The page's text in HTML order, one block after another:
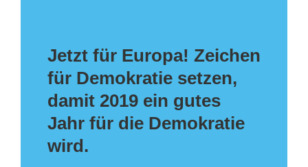
Jetzt für Europa! Zeichen
für Demokratie setzen,
damit 2019 ein gutes
Jahr für die Demokratie
wird.